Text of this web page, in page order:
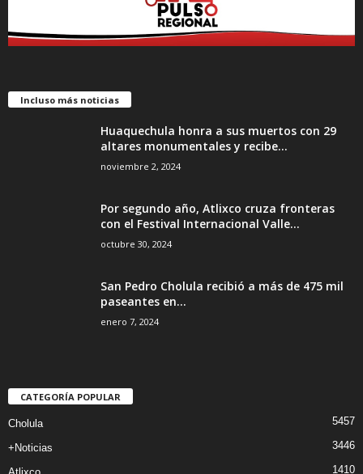
Incluso más noticias
Huaquechula honra a sus muertos con 29
altares monumentales y recibe...
noviembre 2, 2024
Por segundo año, Atlixco cruza fronteras
con el Festival Internacional Valle...
octubre 30, 2024
San Pedro Cholula recibió a más de 475 mil
paseantes en...
enero 7, 2024
CATEGORÍA POPULAR
Cholula 5457
+Noticias 3446
1410